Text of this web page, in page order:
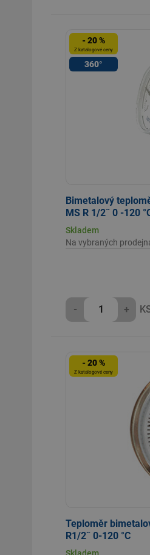
- 20 %
Z katalogové ceny
360°
Bimetalový
MS R 1/2˝ 0 -120
Skladem
Na vybraných
- +
- 20 %
Z katalogové ceny
Teploměr
R1/2˝ 0-120 °C